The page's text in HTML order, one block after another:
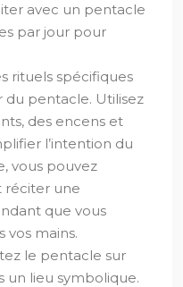
avec un pentacle
par jour pour
rituels spécifiques
pentacle. Utilisez
des encens et
l’intention du
vous pouvez
réciter une
que vous
vos mains.
le pentacle sur
un lieu symbolique.